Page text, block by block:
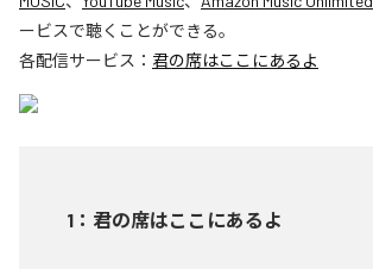
ービスで聴くことができる。
各配信サービス： 君の席はここにあるよ
1 ： 君の席はここにあるよ